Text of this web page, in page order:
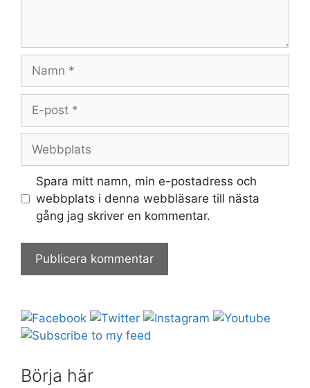
Namn
Webbplats
Spara mitt namn, min e-postadress och
webbplats i denna webbläsare till nästa
gång jag skriver en kommentar.
Börja här